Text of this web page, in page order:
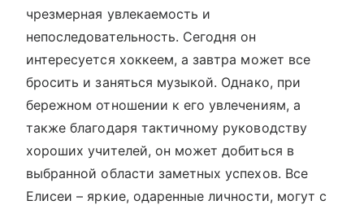
чрезмерная увлекаемость и
непоследовательность. Сегодня он
интересуется хоккеем, а завтра может все
бросить и заняться музыкой. Однако, при
бережном отношении к его увлечениям, а
также благодаря тактичному руководству
хороших учителей, он может добиться в
выбранной области заметных успехов. Все
Елисеи – яркие, одаренные личности, могут с